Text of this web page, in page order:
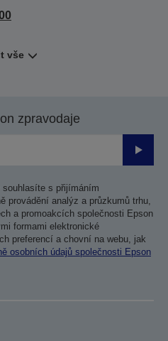
vše
zpravodaje
s přijímáním
provádění analýz a průzkumů trhu,
a promoakcích společnosti Epson
formami elektronické
preferencí a chovní na webu, jak
osobních údajů společnosti Epson